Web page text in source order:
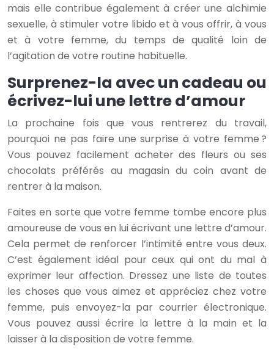
mais elle contribue également à créer une alchimie
sexuelle, à stimuler votre libido et à vous offrir, à vous
et à votre femme, du temps de qualité loin de
l’agitation de votre routine habituelle.
Surprenez-la avec un cadeau ou
écrivez-lui une lettre d’amour
La prochaine fois que vous rentrerez du travail,
pourquoi ne pas faire une surprise à votre femme ?
Vous pouvez facilement acheter des fleurs ou ses
chocolats préférés au magasin du coin avant de
rentrer à la maison.
Faites en sorte que votre femme tombe encore plus
amoureuse de vous en lui écrivant une lettre d’amour.
Cela permet de renforcer l’intimité entre vous deux.
C’est également idéal pour ceux qui ont du mal à
exprimer leur affection. Dressez une liste de toutes
les choses que vous aimez et appréciez chez votre
femme, puis envoyez-la par courrier électronique.
Vous pouvez aussi écrire la lettre à la main et la
laisser à la disposition de votre femme.